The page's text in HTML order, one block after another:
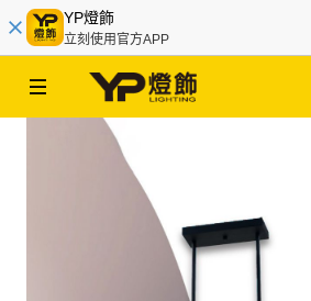
YP燈飾
立刻使用官方APP